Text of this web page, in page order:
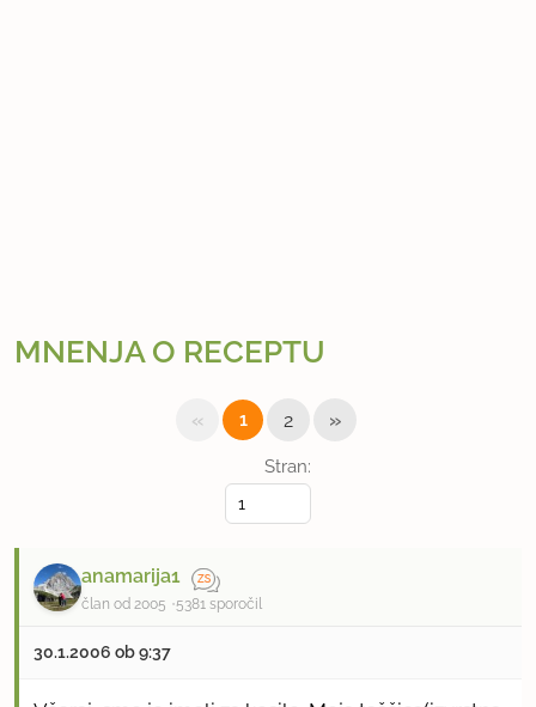
MNENJA O RECEPTU
Stran:
« 1 2 »
anamarija1
član od 2005 5381 sporočil
30.1.2006 ob 9:37